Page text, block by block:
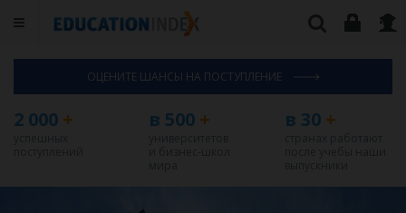
ОЦЕНИТЕ ШАНСЫ НА ПОСТУПЛЕНИЕ
2 000 + в 500 + в 30+